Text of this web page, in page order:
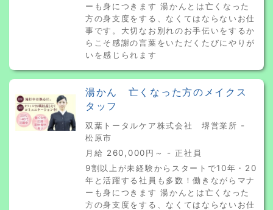
ーも身につきます 湯かんとは亡くなった
方の身支度をする、なくてはならないお仕
事です。大切なお別れのお手伝いをするか
らこそ感謝の言葉をいただくたびにやりが
いを感じられます
湯かん 亡くなった方のメイクス
タッフ
双葉トータルケア株式会社 堺営業所 -
松原市
月給 260,000円～ - 正社員
9割以上が未経験からスタートで10年・20
年と活躍する社員も多数！働きながらマナ
ーも身につきます 湯かんとは亡くなった
方の身支度をする、なくてはならないお仕